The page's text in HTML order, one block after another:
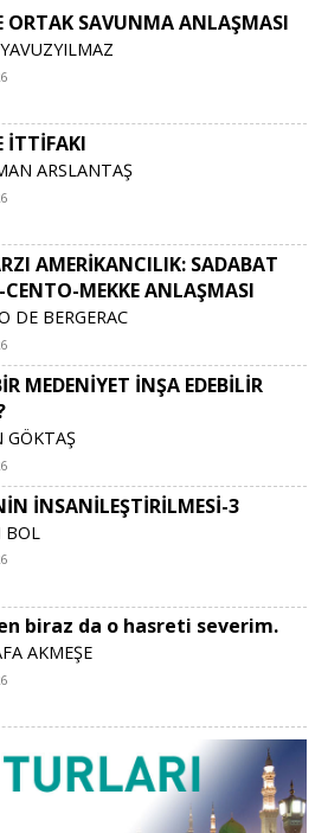
ORTAK SAVUNMA ANLAŞMASI
İTTİFAKI
ARSLANTAŞ
AMERİKANCILIK: SADABAT
MEKKE ANLAŞMASI
DE BERGERAC
MEDENİYET İNŞA EDEBİLİR
GÖKTAŞ
İNSANİLEŞTİRİLMESİ-3
BOL
biraz da o hasreti severim.
AKMEŞE